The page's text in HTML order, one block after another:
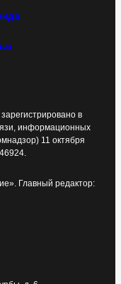
в
информационных
11 октября
Главный редактор: